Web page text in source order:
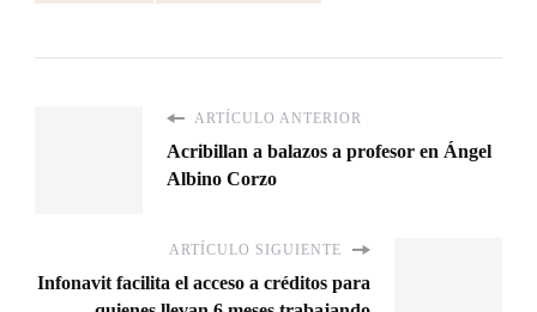
ARTÍCULO ANTERIOR
Acribillan a balazos a profesor en Ángel
Albino Corzo
ARTÍCULO SIGUIENTE
Infonavit facilita el acceso a créditos para